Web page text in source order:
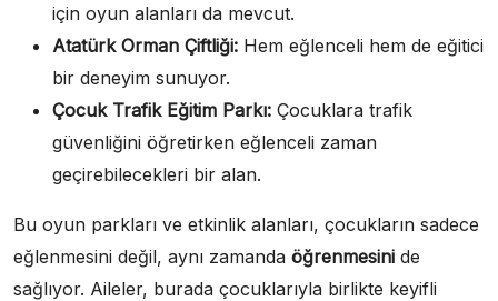
için oyun alanları da mevcut.
Atatürk Orman Çiftliği: Hem eğlenceli hem de eğitici
bir deneyim sunuyor.
Çocuk Trafik Eğitim Parkı: Çocuklara trafik
güvenliğini öğretirken eğlenceli zaman
geçirebilecekleri bir alan.
Bu oyun parkları ve etkinlik alanları, çocukların sadece
eğlenmesini değil, aynı zamanda öğrenmesini de
sağlıyor. Aileler, burada çocuklarıyla birlikte keyifli